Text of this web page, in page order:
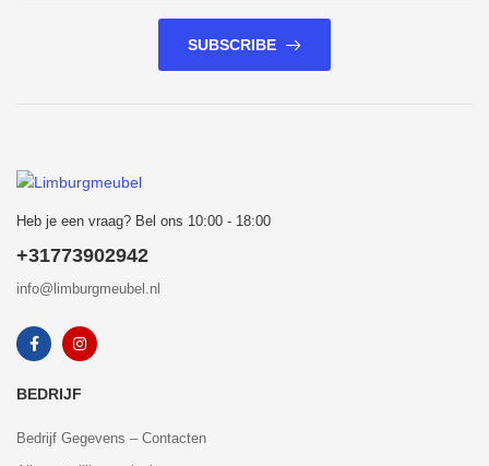
SUBSCRIBE
Heb je een vraag? Bel ons 10:00 - 18:00
+31773902942
info@limburgmeubel.nl
BEDRIJF
Bedrijf Gegevens – Contacten